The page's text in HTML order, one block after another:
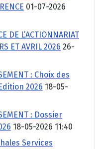
01-07-2026
DE L’ACTIONNARIAT
ET AVRIL 2026 26-
: Choix des
2026 18-05-
: Dossier
18-05-2026 11:40
Services